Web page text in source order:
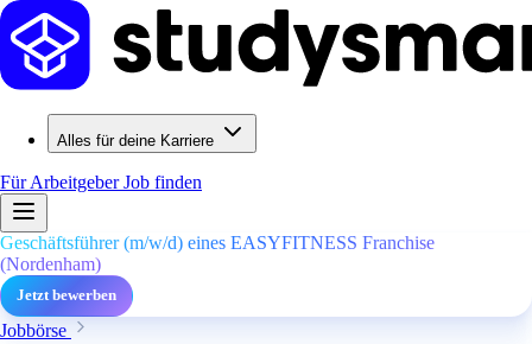
Alles für deine Karriere
Für ArbeitgeberJob finden
Geschäftsführer (m/w/d) eines EASYFITNESS Franchise
(Nordenham)
Jetzt bewerben
Jobbörse